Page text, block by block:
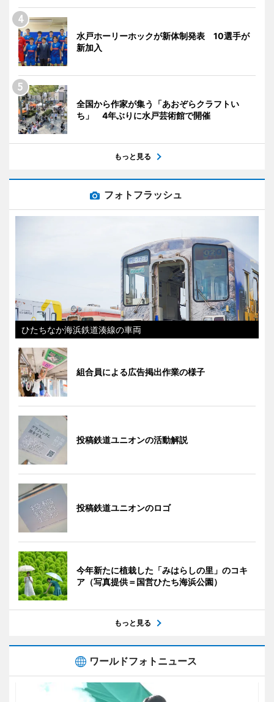
水戸ホーリーホックが新体制発表 10選手が
新加入
全国から作家が集う「あおぞらクラフトい
ち」 4年ぶりに水戸芸術館で開催
もっと見る
フォトフラッシュ
ひたちなか海浜鉄道湊線の車両
組合員による広告掲出作業の様子
投稿鉄道ユニオンの活動解説
投稿鉄道ユニオンのロゴ
今年新たに植栽した「みはらしの里」のコキ
ア（写真提供＝国営ひたち海浜公園）
もっと見る
ワールドフォトニュース